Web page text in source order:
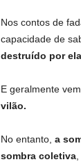
Nos contos de
capacidade de
destruído por ela
E geralmente
vilão.
No entanto, a
sombra coletiva,